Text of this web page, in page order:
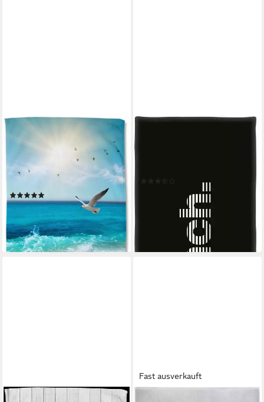
GOOD MORNING
Strandtuch Sealife, Velours
(Packung, 1-St), Mikrofaser,
Velours, Strandtuch,
saugfähig, leicht, 100x180
19,99 € UVP25,95 €
lieferbar - in 6-8 Werktagen bei dir
32,95 €
lieferbar - in 3-4 Werktagen bei dir
Fast ausverkauft